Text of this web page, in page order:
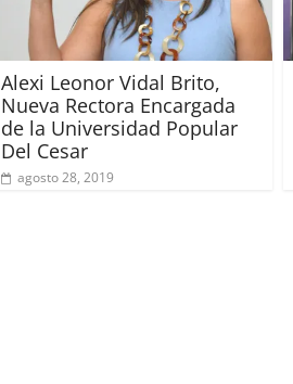
Alexi Leonor Vidal Brito,
Nueva Rectora Encargada
de la Universidad Popular
Del Cesar
agosto 28, 2019